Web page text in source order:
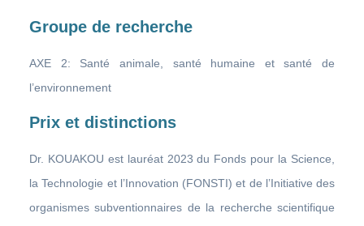
Groupe de recherche
AXE 2: Santé animale, santé humaine et santé de
l’environnement
Prix et distinctions
Dr. KOUAKOU est lauréat 2023 du Fonds pour la Science,
la Technologie et l’Innovation (FONSTI) et de l’Initiative des
organismes subventionnaires de la recherche scientifique